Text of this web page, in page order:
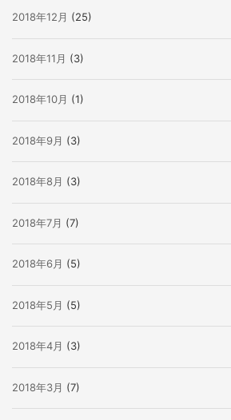
2018年12月 (25)
2018年11月 (3)
2018年10月 (1)
2018年9月 (3)
2018年8月 (3)
2018年7月 (7)
2018年6月 (5)
2018年5月 (5)
2018年4月 (3)
2018年3月 (7)